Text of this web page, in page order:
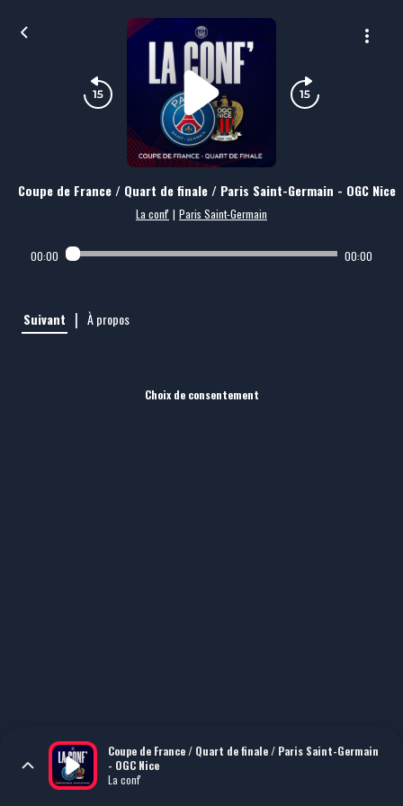
Coupe de France / Quart de finale / Paris Saint-Germain - OGC Nice
La conf' | Paris Saint-Germain
00:00 00:00
Suivant | À propos
Choix de consentement
Coupe de France / Quart de finale / Paris Saint-Germain
- OGC Nice
La conf'